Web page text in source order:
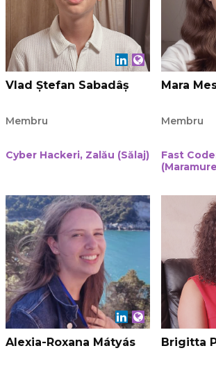
Vlad Ștefan Sabadâș
Membru
Cyber Hackeri, Zalău (Sălaj)
Mara
Membru
Fast
Alexia-Roxana Mátyás Brigitta